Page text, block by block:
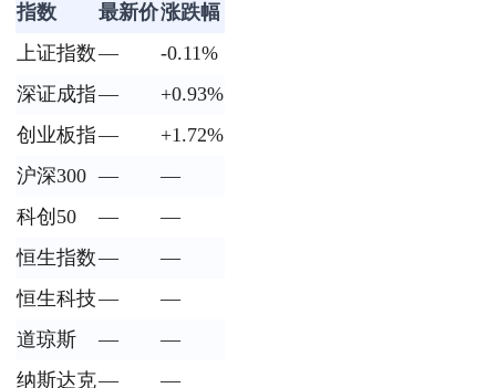
指数 最新价涨跌幅
上证指数—
-0.11%
深证成指—
+0.93%
创业板指—
+1.72%
沪深300 —
—
科创50
—
—
恒生指数—
—
恒生科技—
—
道琼斯
—
—
纳斯达克—
—